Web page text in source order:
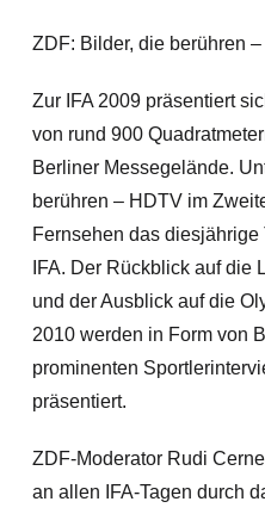
ZDF: Bilder, die berühren
Zur IFA 2009 präsentiert
von rund 900
Berliner Messegelände.
berühren – HDTV im
Fernsehen das
IFA. Der Rückblick auf die
und der Ausblick auf die
2010 werden in Form von
prominenten
präsentiert.
ZDF-Moderator Rudi
an allen IFA-Tagen durch